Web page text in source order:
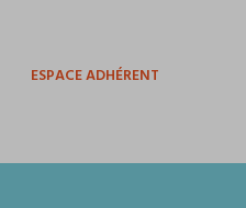
ESPACE ADHÉRENT